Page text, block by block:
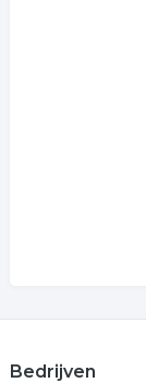
Bedrijven